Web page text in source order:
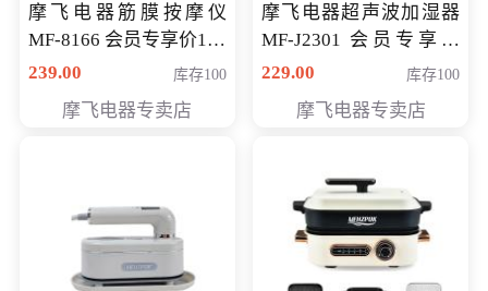
摩飞电器筋膜按摩仪
MF-8166 会员专享价168
元
239.00 库存100
摩飞电器专卖店
摩飞电器超声波加湿器
MF-J2301 会员专享价
168元
229.00 库存100
摩飞电器专卖店